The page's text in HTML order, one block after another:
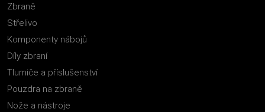
Zbraně
Střelivo
Komponenty nábojů
Díly zbraní
Tlumiče a příslušenství
Pouzdra na zbraně
Nože a nástroje